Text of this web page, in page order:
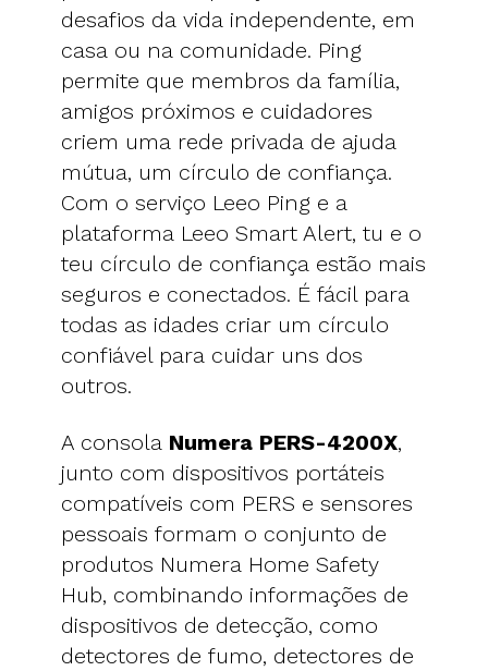
desafios da vida independente, em
casa ou na comunidade. Ping
permite que membros da família,
amigos próximos e cuidadores
criem uma rede privada de ajuda
mútua, um círculo de confiança.
Com o serviço Leeo Ping e a
plataforma Leeo Smart Alert, tu e o
teu círculo de confiança estão mais
seguros e conectados. É fácil para
todas as idades criar um círculo
confiável para cuidar uns dos
outros.
A consola Numera PERS-4200X,
junto com dispositivos portáteis
compatíveis com PERS e sensores
pessoais formam o conjunto de
produtos Numera Home Safety
Hub, combinando informações de
dispositivos de detecção, como
detectores de fumo, detectores de